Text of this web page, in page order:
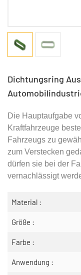
Dichtungsring
Die Hauptaufgabe
Kraftfahrzeuge
Fahrzeugs zu
zum Verstecken
dürfen sie bei der
vernachlässigt
Material :
Größe :
Farbe :
Anwendung :